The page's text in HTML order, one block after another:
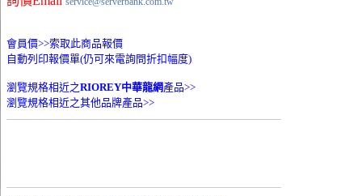
會員價>>索取此商品報價
自動列印報價單(仍可來電詢問折扣幅度)
瀏覽規格相近之RIOREY中華龍網產品>>
瀏覽規格相近之其他品牌產品>>